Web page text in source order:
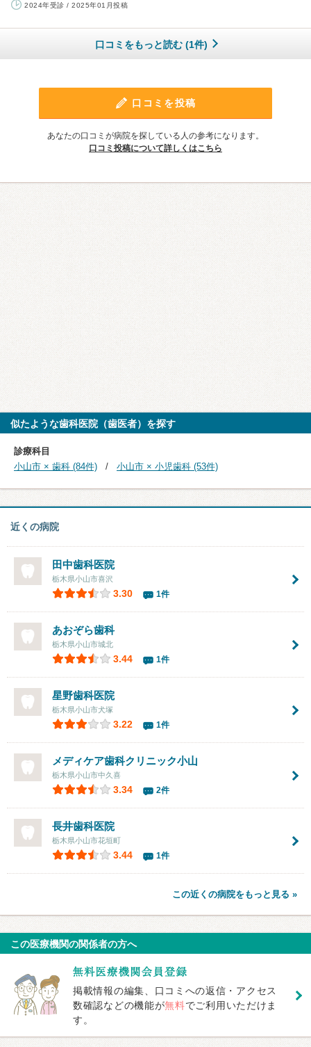
2024年受診 / 2025年01月投稿
口コミをもっと読む (1件)
口コミを投稿
あなたの口コミが病院を探している人の参考になります。
口コミ投稿について詳しくはこちら
似たような歯科医院（歯医者）を探す
診療科目
小山市 × 歯科 (84件)
小山市 × 小児歯科 (53件)
近くの病院
田中歯科医院
栃木県小山市喜沢
3.30 1件
あおぞら歯科
栃木県小山市城北
3.44 1件
星野歯科医院
栃木県小山市犬塚
3.22 1件
メディケア歯科クリニック小山
栃木県小山市中久喜
3.34 2件
長井歯科医院
栃木県小山市花垣町
3.44 1件
この近くの病院をもっと見る »
この医療機関の関係者の方へ
掲載情報の編集、口コミへの返信・アクセス
数確認などの機能が無料でご利用いただけま
す。